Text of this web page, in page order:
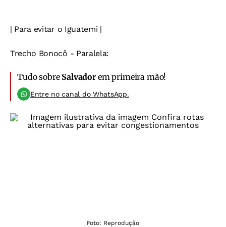
| Para evitar o Iguatemi |
Trecho Bonocô - Paralela:
Tudo sobre Salvadorem primeira mão!
Entre no canal do WhatsApp.
Foto: Reprodução